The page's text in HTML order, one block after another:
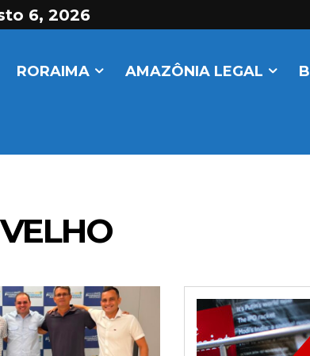
6, 2026
RORAIMA AMAZÔNIA LEGAL